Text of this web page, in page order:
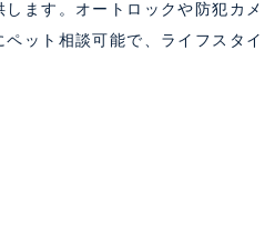
ます。オートロックや防犯カメ
ット相談可能で、ライフスタイ